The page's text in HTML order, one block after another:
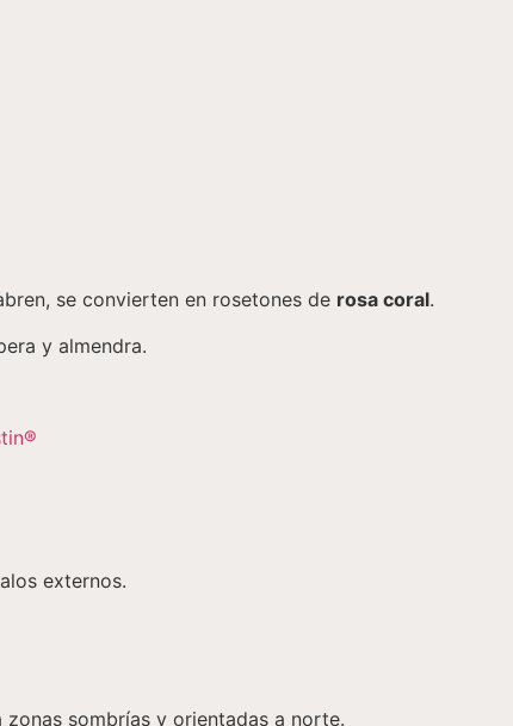
se convierten en rosetones de rosa coral.
y almendra.
externos.
sombrías y orientadas a norte.